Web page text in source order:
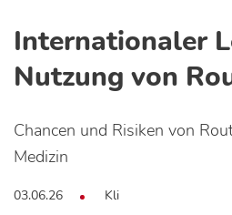
Internationaler
Nutzung von
Chancen und Risiken von
Medizin
03.06.26 Kli